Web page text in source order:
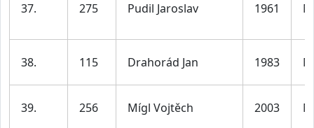
37. 275 Pudil Jaroslav 1961 M
38. 115 Drahorád Jan 1983 M
39. 256 Mígl Vojtěch 2003 M